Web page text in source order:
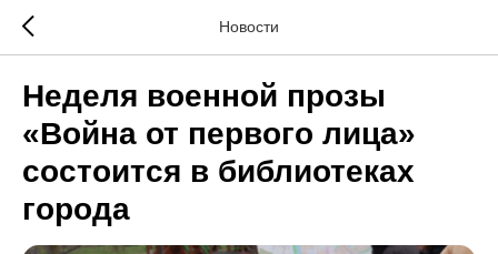
Новости
Неделя военной прозы
«Война от первого лица»
состоится в библиотеках
города